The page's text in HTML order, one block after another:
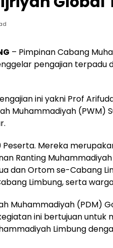
– Pimpinan Cabang
pengajian terpadu
ini yakni Prof
Muhammadiyah (PWM)
Mereka
Ranting
dan Ortom se-Cabang
Limbung, serta
Muhammadiyah (PDM)
ini bertujuan untuk
Limbung